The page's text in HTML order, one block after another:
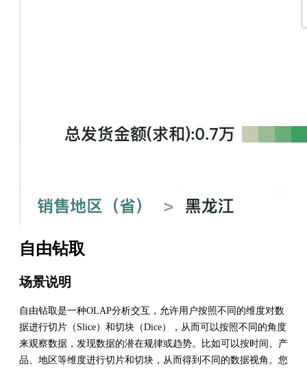
自由钻取
场景说明
自由钻取是一种OLAP分析交互，允许用户按照不同的维度对数
据进行切片（Slice）和切块（Dice），从而可以按照不同的角度
来观察数据，发现数据的潜在规律或趋势。比如可以按时间、产
品、地区等维度进行切片和切块，从而得到不同的数据视角。您